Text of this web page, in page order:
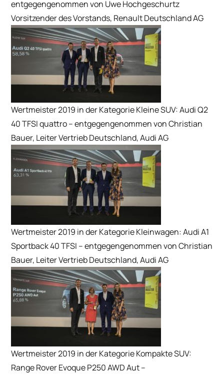
entgegengenommen von Uwe Hochgeschurtz
Vorsitzender des Vorstands, Renault Deutschland AG
Wertmeister 2019 in der Kategorie Kleine SUV: Audi Q2
40 TFSI quattro – entgegengenommen von Christian
Bauer, Leiter Vertrieb Deutschland, Audi AG
Wertmeister 2019 in der Kategorie Kleinwagen: Audi A1
Sportback 40 TFSI – entgegengenommen von Christian
Bauer, Leiter Vertrieb Deutschland, Audi AG
Wertmeister 2019 in der Kategorie Kompakte SUV:
Range Rover Evoque P250 AWD Aut –